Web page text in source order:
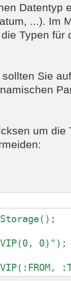
Datentyp
...). Im
Typen für
Sie
um die
0)");